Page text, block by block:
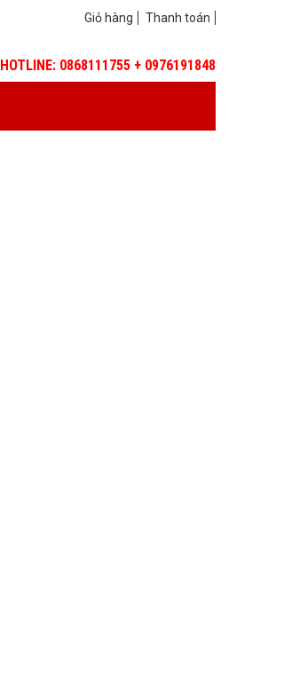
Giỏ hàng Thanh toán
HOTLINE: 0868111755 + 0976191848